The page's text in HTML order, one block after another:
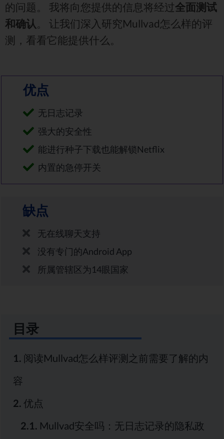
的问题。 我将向您提供的信息将经过全面测试
和确认 。 让我们深入研究Mullvad怎么样的评
测，看看它能提供什么。
优点
无日志记录
强大的安全性
能进行种子下载也能解锁Netflix
内置的急停开关
缺点
无在线聊天支持
没有专门的Android App
所属管辖区为14眼国家
目录
1. 阅读Mullvad怎么样评测之前需要了解的内
容
2. 优点
2.1. Mullvad安全吗：无日志记录的隐私政